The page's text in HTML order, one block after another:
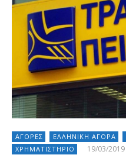
ΑΓΟΡΈΣ ΕΛΛΗΝΙΚΉ ΑΓΟΡΆ
ΧΡΗΜΑΤΙΣΤΉΡΙΟ
19/03/2019